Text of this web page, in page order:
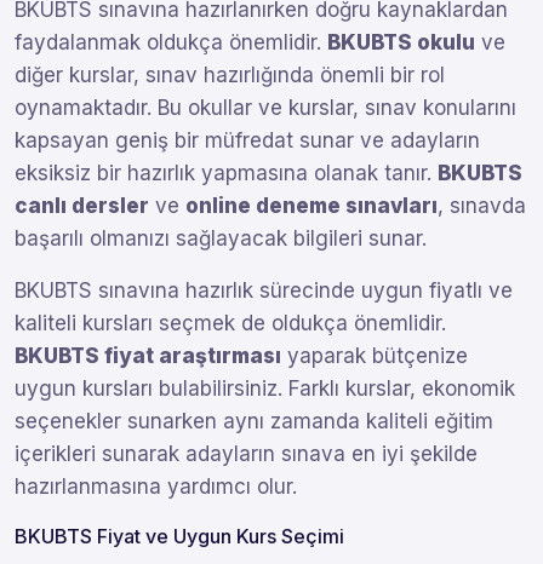
BKUBTS sınavına hazırlanırken doğru kaynaklardan
faydalanmak oldukça önemlidir. BKUBTS okulu ve
diğer kurslar, sınav hazırlığında önemli bir rol
oynamaktadır. Bu okullar ve kurslar, sınav konularını
kapsayan geniş bir müfredat sunar ve adayların
eksiksiz bir hazırlık yapmasına olanak tanır. BKUBTS
canlı dersler ve online deneme sınavları, sınavda
başarılı olmanızı sağlayacak bilgileri sunar.
BKUBTS sınavına hazırlık sürecinde uygun fiyatlı ve
kaliteli kursları seçmek de oldukça önemlidir.
BKUBTS fiyat araştırması yaparak bütçenize
uygun kursları bulabilirsiniz. Farklı kurslar, ekonomik
seçenekler sunarken aynı zamanda kaliteli eğitim
içerikleri sunarak adayların sınava en iyi şekilde
hazırlanmasına yardımcı olur.
BKUBTS Fiyat ve Uygun Kurs Seçimi